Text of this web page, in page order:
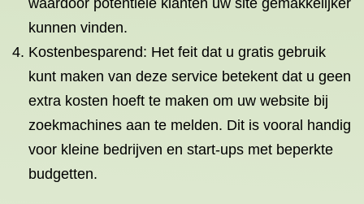
waardoor potentiële klanten uw site gemakkelijker
kunnen vinden.
Kostenbesparend: Het feit dat u gratis gebruik
kunt maken van deze service betekent dat u geen
extra kosten hoeft te maken om uw website bij
zoekmachines aan te melden. Dit is vooral handig
voor kleine bedrijven en start-ups met beperkte
budgetten.